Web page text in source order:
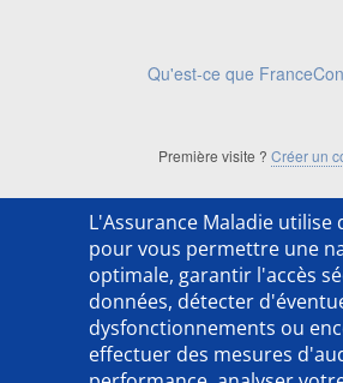
L'Assurance Maladie utilise
pour vous permettre une
optimale, garantir l'accès
données, détecter
dysfonctionnements ou
effectuer des mesures
Qu'est-ce que
Première visite ? Créer un
['ACSO254202LX']